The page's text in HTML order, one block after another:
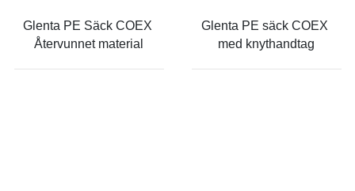
Glenta PE Säck COEX
Återvunnet material
Glenta PE säck COEX
med knythandtag